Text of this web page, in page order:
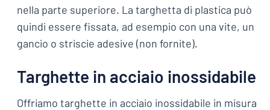
nella parte superiore. La targhetta di plastica può
quindi essere fissata, ad esempio con una vite, un
gancio o striscie adesive (non fornite).
Targhette in acciaio inossidabile
Offriamo targhette in acciaio inossidabile in misura